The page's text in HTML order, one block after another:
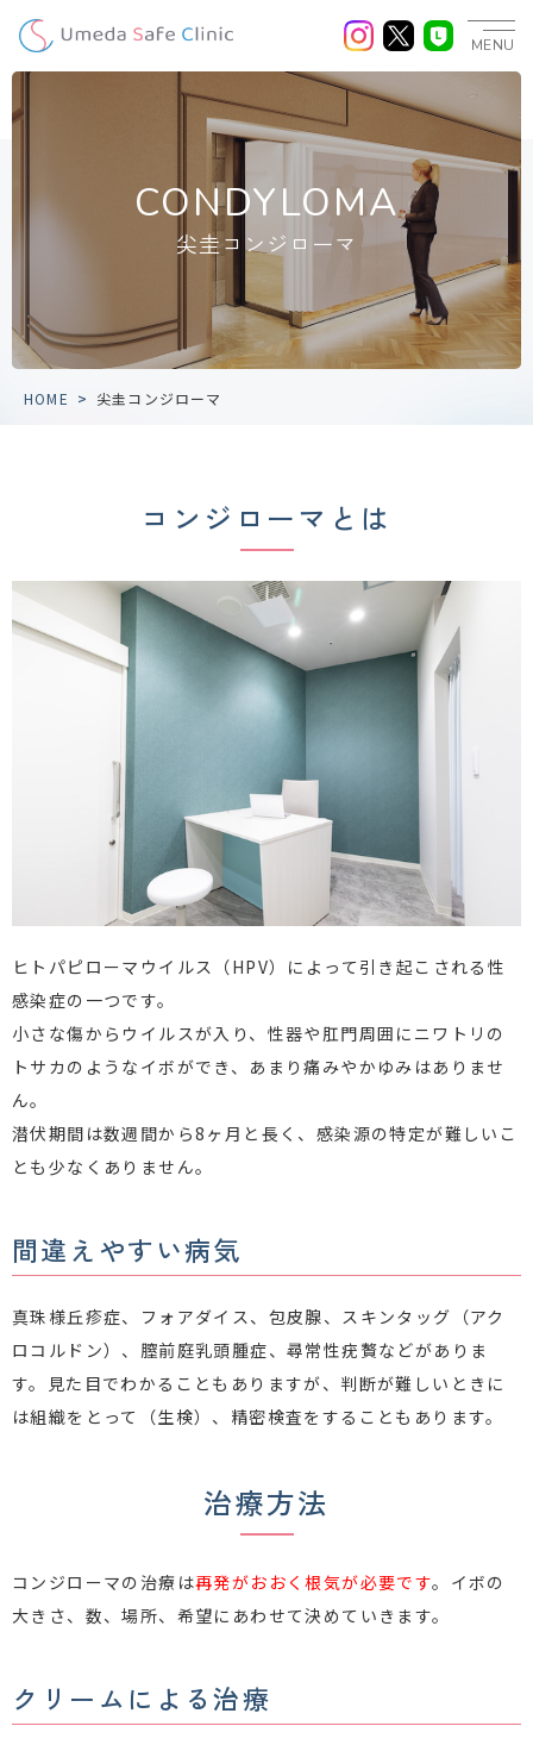
MENU
CONDYLOMA
尖圭コンジローマ
HOME > 尖圭コンジローマ
コンジローマとは
ヒトパピローマウイルス（HPV）によって引き起こされる性
感染症の一つです。
小さな傷からウイルスが入り、性器や肛門周囲にニワトリの
トサカのようなイボができ、あまり痛みやかゆみはありませ
ん。
潜伏期間は数週間から8ヶ月と長く、感染源の特定が難しいこ
とも少なくありません。
間違えやすい病気
真珠様丘疹症、フォアダイス、包皮腺、スキンタッグ（アク
ロコルドン）、膣前庭乳頭腫症、尋常性疣贅などがありま
す。見た目でわかることもありますが、判断が難しいときに
は組織をとって（生検）、精密検査をすることもあります。
治療方法
コンジローマの治療は再発がおおく根気が必要です。イボの
大きさ、数、場所、希望にあわせて決めていきます。
クリームによる治療